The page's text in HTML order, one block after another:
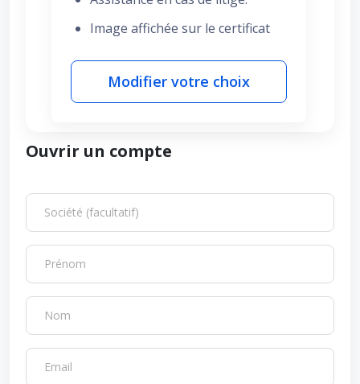
Image affichée sur le certificat
Modifier votre choix
Ouvrir un compte
Société (facultatif)
Prénom
Nom
Email